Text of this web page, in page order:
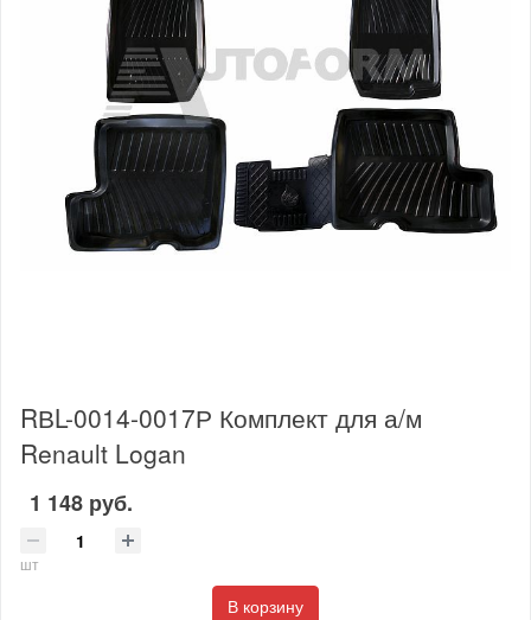
RВL-0014-0017Р Комплект для а/м
Renault Logan
1 148 руб.
шт
В корзину